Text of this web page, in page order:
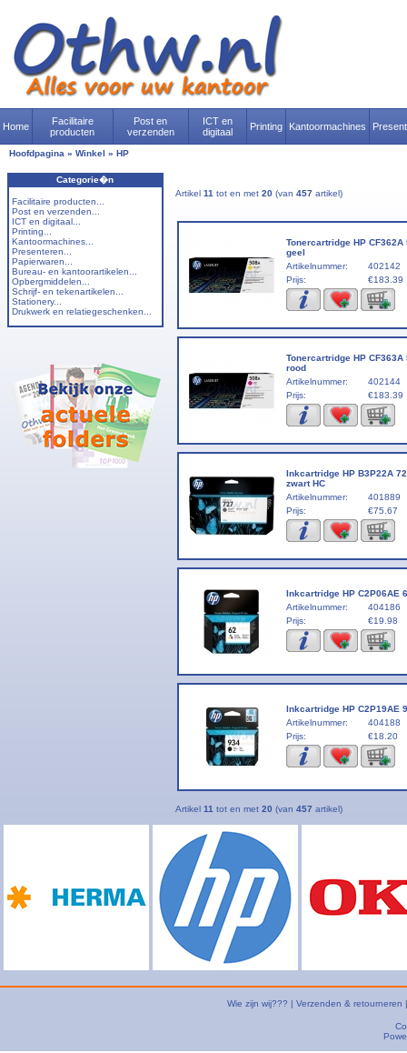
Home
Facilitaire
producten
Post en
verzenden
ICT en
digitaal
Printing Kantoormachines
Hoofdpagina » Winkel » HP
Categorie�n
Facilitaire producten...
Post en verzenden...
ICT en digitaal...
Printing...
Kantoormachines...
Presenteren...
Papierwaren...
Bureau- en kantoorartikelen...
Opbergmiddelen...
Schrijf- en tekenartikelen...
Stationery...
Drukwerk en relatiegeschenken...
Artikel 11 tot en met 20 (van 457 artikel)
Tonercartridge HP CF362A
geel
Artikelnummer:
402142
Prijs:
€183.39
Tonercartridge HP CF363A
rood
Artikelnummer:
402144
Prijs:
€183.39
Inkcartridge HP B3P22A
zwart HC
Artikelnummer:
401889
Prijs:
€75.67
Inkcartridge HP C2P06AE
Artikelnummer:
404186
Prijs:
€19.98
Inkcartridge HP C2P19AE
Artikelnummer:
404188
Prijs:
€18.20
Artikel 11 tot en met 20 (van 457 artikel)
Wie zijn wij??? | Verzenden & retourneren